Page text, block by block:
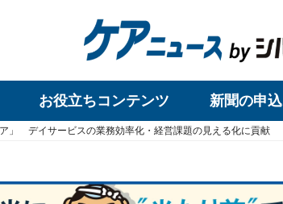
お役立ちコンテンツ 新聞の申込
」 デイサービスの業務効率化・経営課題の見える化に貢献